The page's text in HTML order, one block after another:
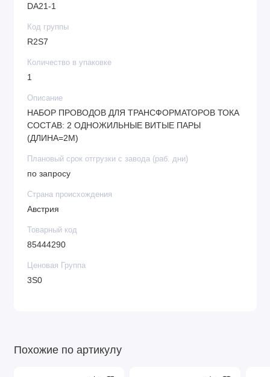
DA21-1
Код группы
R2S7
Количество в упаковке
1
Описание
НАБОР ПРОВОДОВ ДЛЯ ТРАНСФОРМАТОРОВ ТОКА
СОСТАВ: 2 ОДНОЖИЛЬНЫЕ ВИТЫЕ ПАРЫ
(ДЛИНА=2M)
Плановый срок отгрузки с завода (раб. дни)
по запросу
Страна происхождения
Австрия
Товарный код
85444290
Ценовая Группа
3S0
Похожие по артикулу